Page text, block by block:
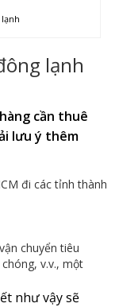
lạnh
cần thuê
lưu ý thêm
đi các tỉnh thành
chuyển tiêu
v.v., một
như vậy sẽ